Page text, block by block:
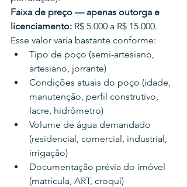
Faixa de preço — apenas outorga e
licenciamento: R$ 5.000 a R$ 15.000.
Esse valor varia bastante conforme:
Tipo de poço (semi-artesiano,
artesiano, jorrante)
Condições atuais do poço (idade,
manutenção, perfil construtivo,
lacre, hidrômetro)
Volume de água demandado
(residencial, comercial, industrial,
irrigação)
Documentação prévia do imóvel
(matrícula, ART, croqui)